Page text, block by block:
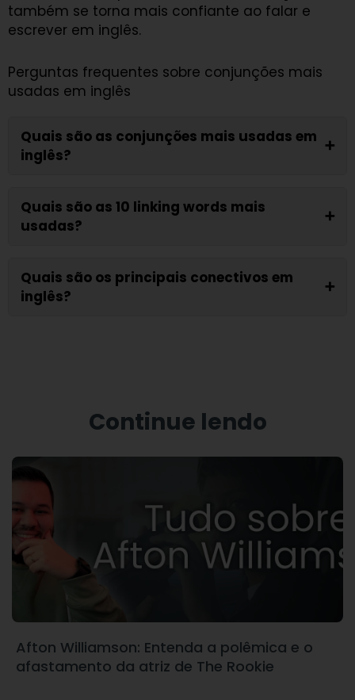
também se torna mais confiante ao falar e
escrever em inglês.
Perguntas frequentes sobre conjunções mais
usadas em inglês
Quais são as conjunções mais usadas em
inglês?
➕
Quais são as 10 linking words mais
usadas?
➕
Quais são os principais conectivos em
inglês?
➕
Continue lendo
Afton Williamson: Entenda a polêmica e o
afastamento da atriz de The Rookie